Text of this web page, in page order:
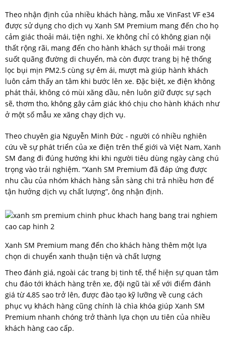
Theo nhận định của nhiều khách hàng, mẫu xe VinFast VF e34
được sử dụng cho dịch vụ Xanh SM Premium mang đến cho họ
cảm giác thoải mái, tiện nghi. Xe không chỉ có không gian nội
thất rộng rãi, mang đến cho hành khách sự thoải mái trong
suốt quãng đường di chuyển, mà còn được trang bị hệ thống
lọc bụi mịn PM2.5 cùng sự êm ái, mượt mà giúp hành khách
luôn cảm thấy an tâm khi bước lên xe. Đặc biệt, xe điện không
phát thải, không có mùi xăng dầu, nên luôn giữ được sự sạch
sẽ, thơm tho, không gây cảm giác khó chịu cho hành khách như
ở một số mẫu xe xăng chạy dịch vụ.
Theo chuyên gia Nguyễn Minh Đức - người có nhiều nghiên
cứu về sự phát triển của xe điện trên thế giới và Việt Nam, Xanh
SM đang đi đúng hướng khi khi người tiêu dùng ngày càng chú
trọng vào trải nghiệm. “Xanh SM Premium đã đáp ứng được
nhu cầu của nhóm khách hàng sẵn sàng chi trả nhiều hơn để
tận hưởng dịch vụ chất lượng”, ông nhận định.
Xanh SM Premium mang đến cho khách hàng thêm một lựa
chọn di chuyển xanh thuận tiện và chất lượng
Theo đánh giá, ngoài các trang bị tinh tế, thể hiện sự quan tâm
chu đáo tới khách hàng trên xe, đội ngũ tài xế với điểm đánh
giá từ 4,85 sao trở lên, được đào tạo kỹ lưỡng về cung cách
phục vụ khách hàng cũng chính là chìa khóa giúp Xanh SM
Premium nhanh chóng trở thành lựa chọn ưu tiên của nhiều
khách hàng cao cấp.